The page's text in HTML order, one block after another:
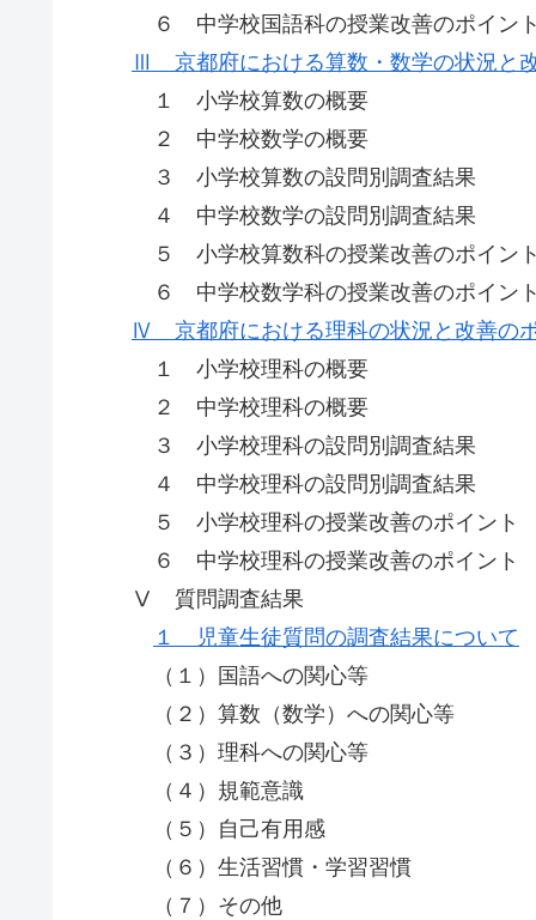
６ 中学校国語科の授業改善のポイント
Ⅲ 京都府における算数・数学の状況と
１ 小学校算数の概要
２ 中学校数学の概要
３ 小学校算数の設問別調査結果
４ 中学校数学の設問別調査結果
５ 小学校算数科の授業改善のポイント
６ 中学校数学科の授業改善のポイント
Ⅳ 京都府における理科の状況と改善の
１ 小学校理科の概要
２ 中学校理科の概要
３ 小学校理科の設問別調査結果
４ 中学校理科の設問別調査結果
５ 小学校理科の授業改善のポイント
６ 中学校理科の授業改善のポイント
Ⅴ 質問調査結果
１ 児童生徒質問の調査結果について
（１）国語への関心等
（２）算数（数学）への関心等
（３）理科への関心等
（４）規範意識
（５）自己有用感
（６）生活習慣・学習習慣
（７）その他